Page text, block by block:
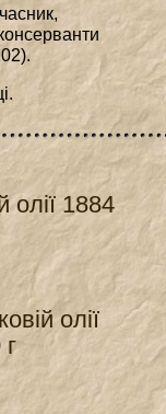
олії 1884
олії